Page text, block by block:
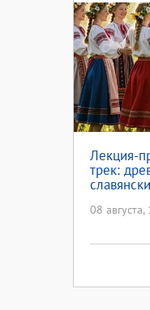
Лекция-
трек:
08 августа,